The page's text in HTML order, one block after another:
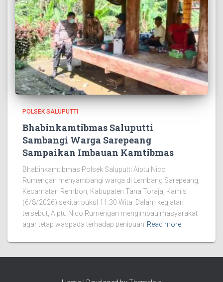
POLSEK SALUPUTTI
Bhabinkamtibmas Saluputti
Sambangi Warga Sarepeang
Sampaikan Imbauan Kamtibmas
Bhabinkamtibmas Polsek Saluputti Aiptu Nico
Rumengan menyambangi warga di Lembang Sarepeang,
Kecamatan Rembon, Kabupaten Tana Toraja, Kamis
(6/8/2026) sekitar pukul 11.30 Wita. Dalam kegiatan
tersebut, Aiptu Nico Rumengan mengimbau masyarakat
agar tetap waspada terhadap penipuan Read more